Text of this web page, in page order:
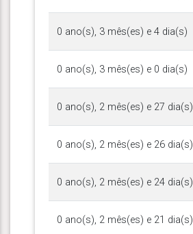
0 ano(s), 3 mês(es) e 4 dia(s)
0 ano(s), 3 mês(es) e 0 dia(s)
0 ano(s), 2 mês(es) e 27 dia(s)
0 ano(s), 2 mês(es) e 26 dia(s)
0 ano(s), 2 mês(es) e 24 dia(s)
0 ano(s), 2 mês(es) e 21 dia(s)